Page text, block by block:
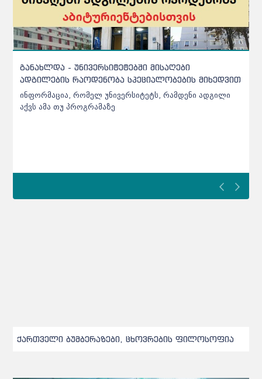
ჩარიცხვებთან დაკავშირებით სამინისტრო
ინფორმაციას ავრცელებს - დეტალები
აბიტურიენტებისთვის
ჩარიცხვებთან დაკავშირებით სამინისტრო ინფორმაციას
ქართველი ბუმბერაზები, ცხოვრების ფილოსოფია